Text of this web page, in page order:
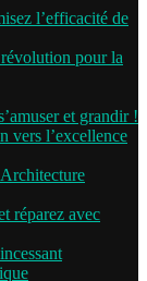
l’efficacité de
pour la
et grandir !
vers l’excellence
réparez avec